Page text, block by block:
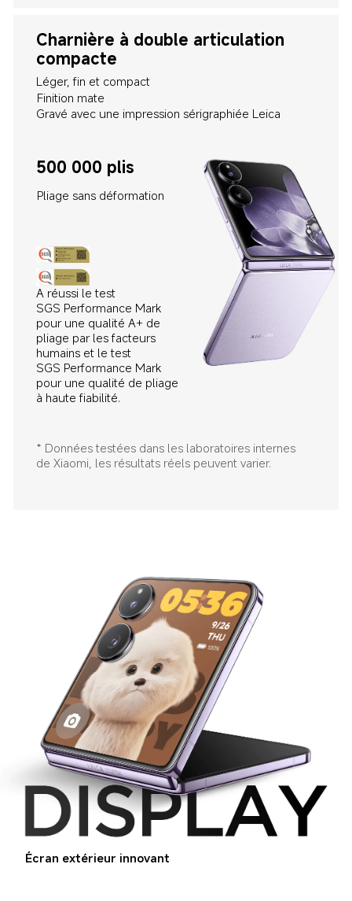
Charnière à double articulation
compacte
Finition mate
Gravé avec une impression sérigraphiée Leica
500 000 plis
Pliage sans déformation
A réussi le test
SGS Performance Mark
pour une qualité A+ de
pliage par les facteurs
humains et le test
SGS Performance Mark
pour une qualité de pliage
à haute fiabilité.
* Données testées dans les laboratoires internes
de Xiaomi, les résultats réels peuvent varier.
Écran extérieur innovant